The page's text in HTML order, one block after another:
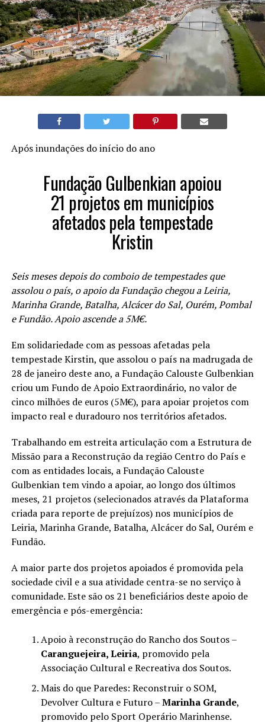
Após inundações do início do ano
Fundação Gulbenkian apoiou
21 projetos em municípios
afetados pela tempestade
Kristin
Seis meses depois do comboio de tempestades que
assolou o país, o apoio da Fundação chegou a Leiria,
Marinha Grande, Batalha, Alcácer do Sal, Ourém, Pombal
e Fundão. Apoio ascende a 5M€.
Em solidariedade com as pessoas afetadas pela
tempestade Kirstin, que assolou o país na madrugada de
28 de janeiro deste ano, a Fundação Calouste Gulbenkian
criou um Fundo de Apoio Extraordinário, no valor de
cinco milhões de euros (5M€), para apoiar projetos com
impacto real e duradouro nos territórios afetados.
Trabalhando em estreita articulação com a Estrutura de
Missão para a Reconstrução da região Centro do País e
com as entidades locais, a Fundação Calouste
Gulbenkian tem vindo a apoiar, ao longo dos últimos
meses, 21 projetos (selecionados através da Plataforma
criada para reporte de prejuízos) nos municípios de
Leiria, Marinha Grande, Batalha, Alcácer do Sal, Ourém e
Fundão.
A maior parte dos projetos apoiados é promovida pela
sociedade civil e a sua atividade centra-se no serviço à
comunidade. Este são os 21 beneficiários deste apoio de
emergência e pós-emergência:
Apoio à reconstrução do Rancho dos Soutos –
Caranguejeira, Leiria, promovido pela
Associação Cultural e Recreativa dos Soutos.
Mais do que Paredes: Reconstruir o SOM,
Devolver Cultura e Futuro –Marinha Grande,
promovido pelo Sport Operário Marinhense.